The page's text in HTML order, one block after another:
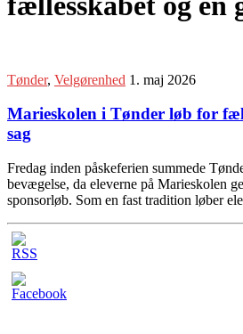
Tønder, Velgørenhed 1. maj 2026
Marieskolen i Tønder løb for
sag
Fredag inden påskeferien summede
bevægelse, da eleverne på Marieskolen
sponsorløb. Som en fast tradition løber